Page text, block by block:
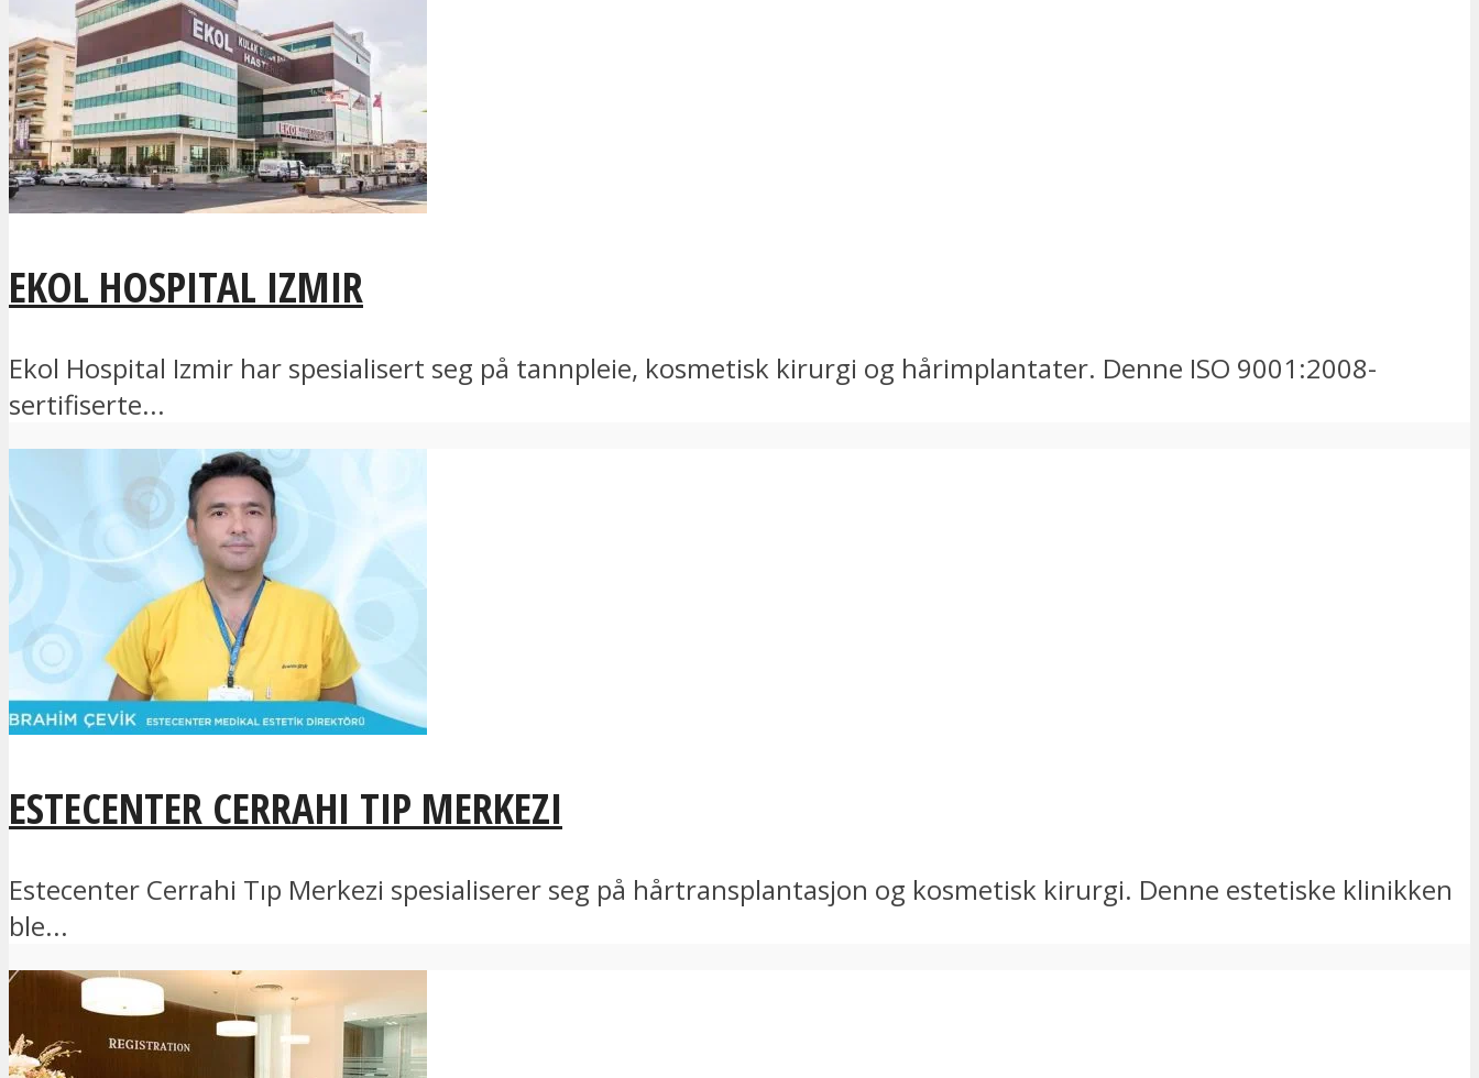
EKOL HOSPITAL IZMIR
Ekol Hospital Izmir har spesialisert seg på tannpleie, kosmetisk kirurgi og hårimplantater. Denne ISO 9001:2008-
sertifiserte...
ESTECENTER CERRAHI TIP MERKEZI
Estecenter Cerrahi Tıp Merkezi spesialiserer seg på hårtransplantasjon og kosmetisk kirurgi. Denne estetiske klinikken
ble...